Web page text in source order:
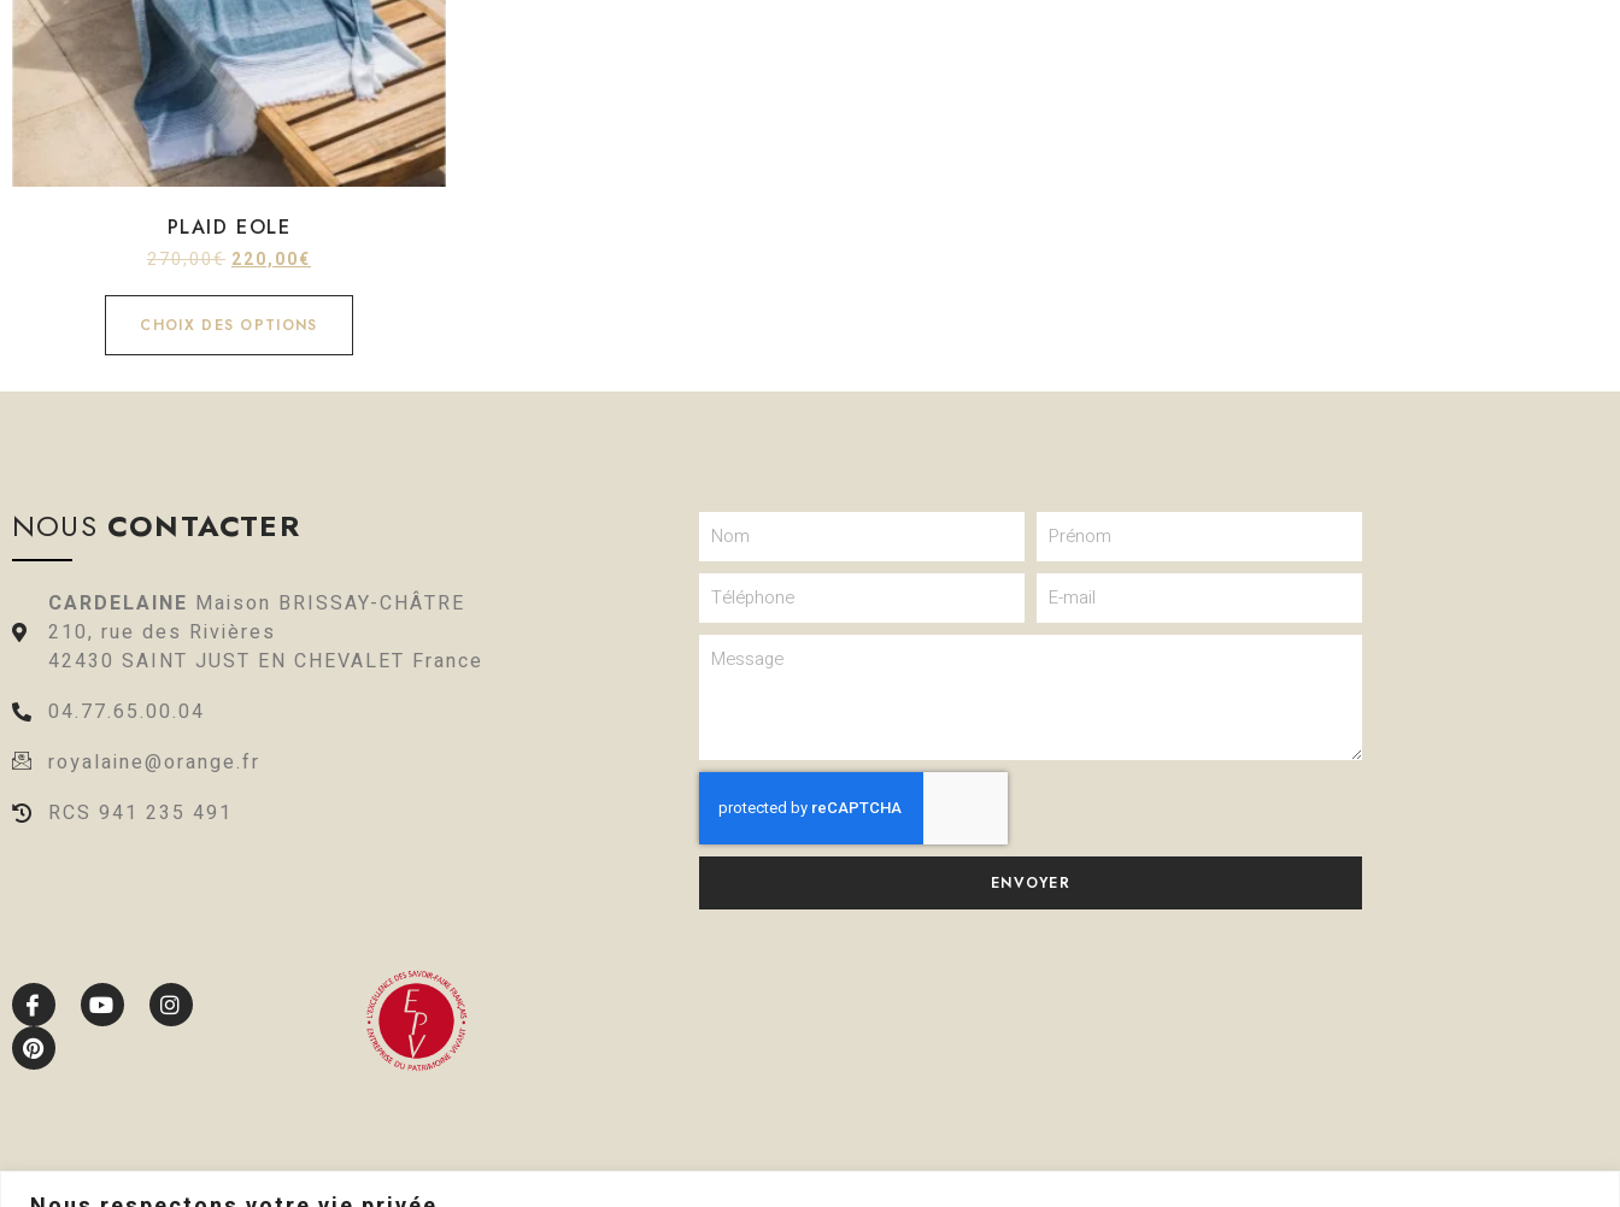
PLAID EOLE
270,00€ 220,00€
CHOIX DES OPTIONS
NOUS CONTACTER
CARDELAINE Maison BRISSAY-CHÂTRE
210, rue des Rivières
42430 SAINT JUST EN CHEVALET France
04.77.65.00.04
royalaine@orange.fr
RCS 941 235 491
ENVOYER